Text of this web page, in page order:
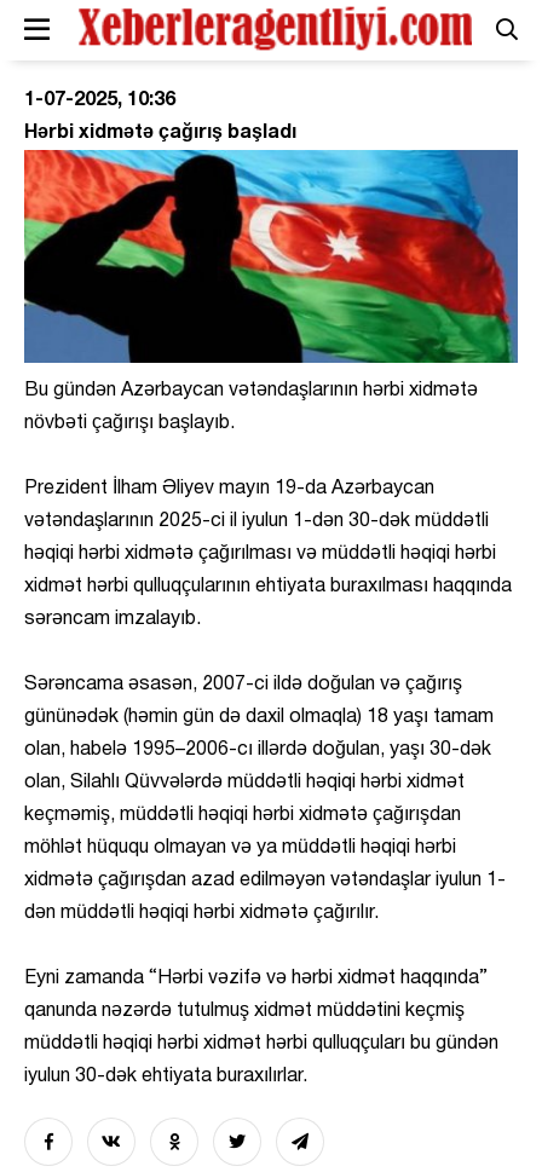
1-07-2025, 10:36
Hərbi xidmətə çağırış başladı
Bu gündən Azərbaycan vətəndaşlarının hərbi xidmətə
növbəti çağırışı başlayıb.
Prezident İlham Əliyev mayın 19-da Azərbaycan
vətəndaşlarının 2025-ci il iyulun 1-dən 30-dək müddətli
həqiqi hərbi xidmətə çağırılması və müddətli həqiqi hərbi
xidmət hərbi qulluqçularının ehtiyata buraxılması haqqında
sərəncam imzalayıb.
Sərəncama əsasən, 2007-ci ildə doğulan və çağırış
gününədək (həmin gün də daxil olmaqla) 18 yaşı tamam
olan, habelə 1995–2006-cı illərdə doğulan, yaşı 30-dək
olan, Silahlı Qüvvələrdə müddətli həqiqi hərbi xidmət
keçməmiş, müddətli həqiqi hərbi xidmətə çağırışdan
möhlət hüququ olmayan və ya müddətli həqiqi hərbi
xidmətə çağırışdan azad edilməyən vətəndaşlar iyulun 1-
dən müddətli həqiqi hərbi xidmətə çağırılır.
Eyni zamanda “Hərbi vəzifə və hərbi xidmət haqqında”
qanunda nəzərdə tutulmuş xidmət müddətini keçmiş
müddətli həqiqi hərbi xidmət hərbi qulluqçuları bu gündən
iyulun 30-dək ehtiyata buraxılırlar.